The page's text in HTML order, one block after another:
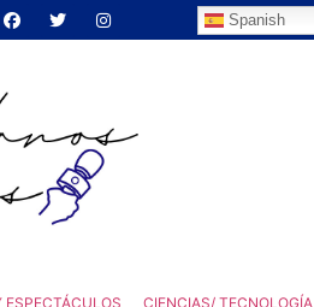
Spanish
ESPECTÁCULOS CIENCIAS/ TECNOLOGÍA